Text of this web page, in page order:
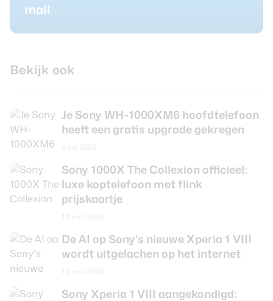
mail
Bekijk ook
Je Sony WH-1000XM6 hoofdtelefoon
heeft een gratis upgrade gekregen
Sony 1000X The Collexion officieel:
luxe koptelefoon met flink
prijskaartje
De AI op Sony’s nieuwe Xperia 1 VIII
wordt uitgelachen op het internet
Sony Xperia 1 VIII aangekondigd: